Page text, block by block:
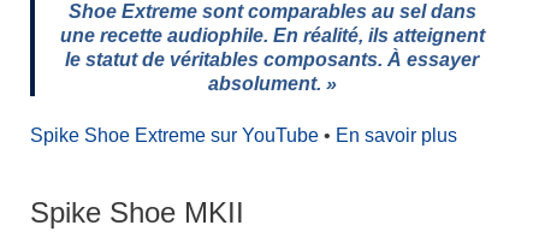
Shoe Extreme sont comparables au sel dans
une recette audiophile. En réalité, ils atteignent
le statut de véritables composants. À essayer
absolument. »
Spike Shoe Extreme sur YouTube • En savoir plus
Spike Shoe MKII